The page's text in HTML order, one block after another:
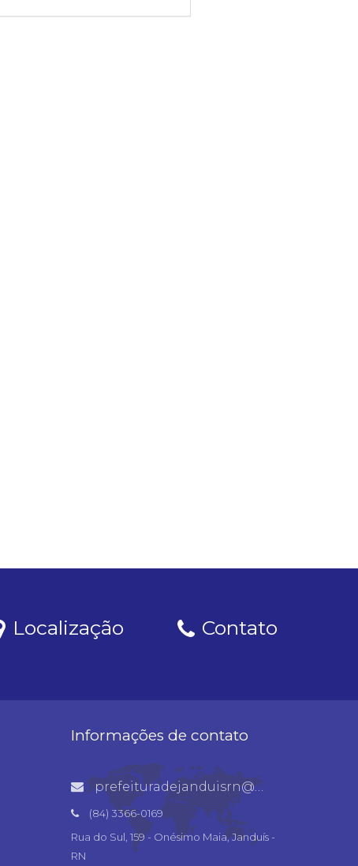
Localização Contato
Informações de contato
prefeituradejanduisrn@gmail.com
(84) 3366-0169
Rua do Sul, 159 - Onésimo Maia, Janduís -
RN